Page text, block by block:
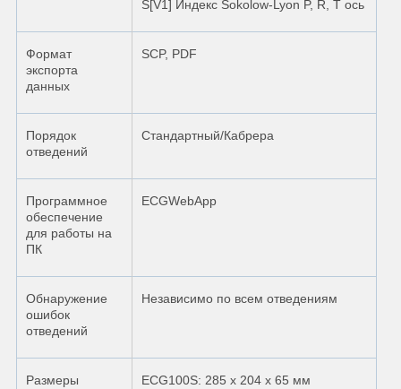
S[V1] Индекс Sokolow-Lyon P, R, T ось
Формат
экспорта
данных
SCP, PDF
Порядок
отведений
Стандартный/Кабрера
Программное
обеспечение
для работы на
ПК
ECGWebApp
Обнаружение
ошибок
отведений
Независимо по всем отведениям
Размеры ECG100S: 285 х 204 х 65 мм